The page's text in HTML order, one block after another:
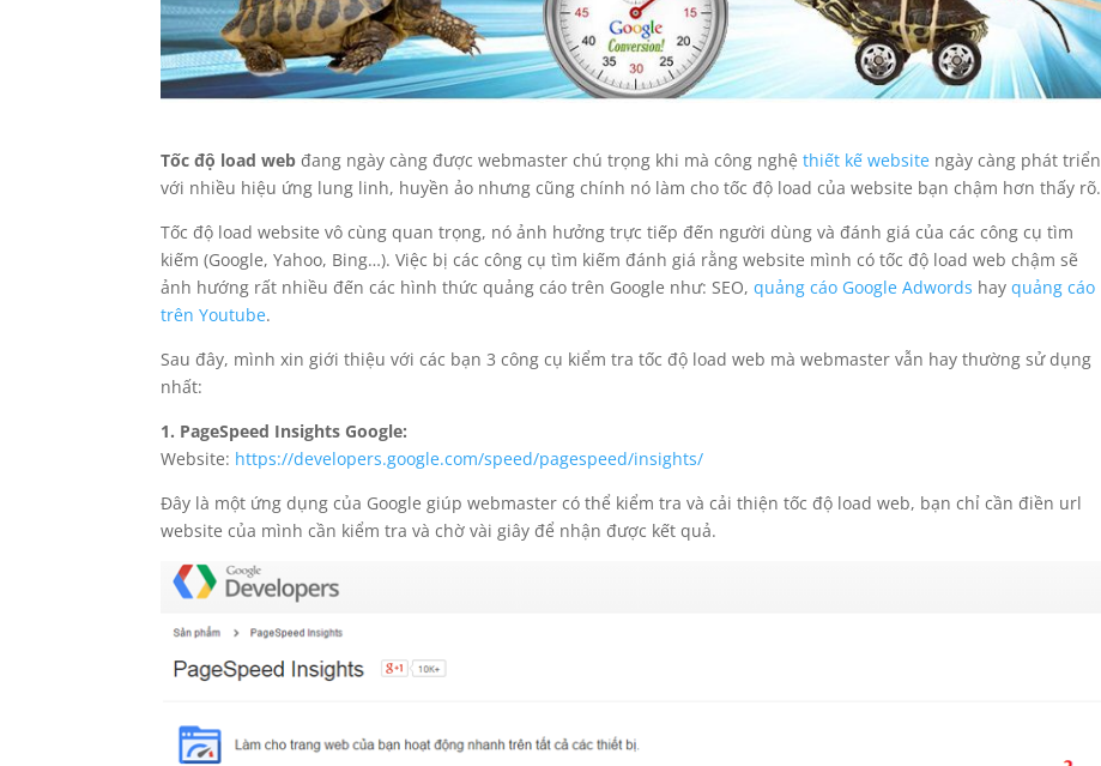
Tốc độ load web đang ngày càng được webmaster chú trọng khi mà công nghệ thiết kế website ngày càng phát triển
với nhiều hiệu ứng lung linh, huyền ảo nhưng cũng chính nó làm cho tốc độ load của website bạn chậm hơn thấy rõ.
Tốc độ load website vô cùng quan trọng, nó ảnh hưởng trực tiếp đến người dùng và đánh giá của các công cụ tìm
kiếm (Google, Yahoo, Bing…). Việc bị các công cụ tìm kiếm đánh giá rằng website mình có tốc độ load web chậm sẽ
ảnh hướng rất nhiều đến các hình thức quảng cáo trên Google như: SEO,quảng cáo Google Adwords hayquảng cáo
trên Youtube.
Sau đây, mình xin giới thiệu với các bạn 3 công cụ kiểm tra tốc độ load web mà webmaster vẫn hay thường sử dụng
nhất:
1. PageSpeed Insights Google:
Website: https://developers.google.com/speed/pagespeed/insights/
Đây là một ứng dụng của Google giúp webmaster có thể kiểm tra và cải thiện tốc độ load web, bạn chỉ cần điền url
website của mình cần kiểm tra và chờ vài giây để nhận được kết quả.